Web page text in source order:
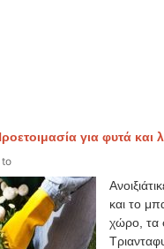
για φυτά και
και το
χώρο, τα